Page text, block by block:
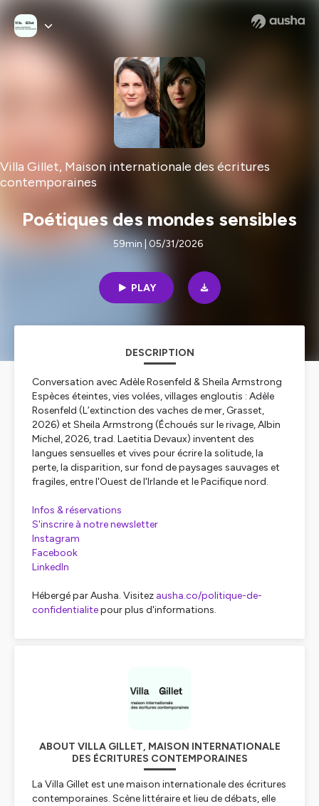
Villa Gillet, Maison internationale des écritures
contemporaines
Poétiques des mondes sensibles
59min | 05/31/2026
PLAY
DESCRIPTION
Conversation avec Adèle Rosenfeld & Sheila Armstrong
Espèces éteintes, vies volées, villages engloutis : Adèle
Rosenfeld (L’extinction des vaches de mer, Grasset,
2026) et Sheila Armstrong (Échoués sur le rivage, Albin
Michel, 2026, trad. Laetitia Devaux) inventent des
langues sensuelles et vives pour écrire la solitude, la
perte, la disparition, sur fond de paysages sauvages et
fragiles, entre l'Ouest de l'Irlande et le Pacifique nord.
Infos & réservations
S'inscrire à notre newsletter
Instagram
Facebook
LinkedIn
Hébergé par Ausha. Visitez ausha.co/politique-de-
confidentialitepour plus d'informations.
ABOUT VILLA GILLET, MAISON INTERNATIONALE
DES ÉCRITURES CONTEMPORAINES
La Villa Gillet est une maison internationale des écritures
contemporaines. Scène littéraire et lieu de débats, elle